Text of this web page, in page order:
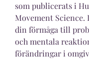
som publicerats i
Movement Science.
din förmåga till
och mentala
förändringar i